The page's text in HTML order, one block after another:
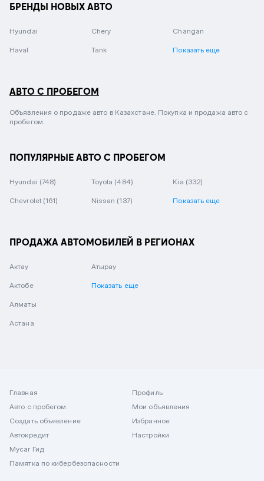
БРЕНДЫ НОВЫХ АВТО
Hyundai Chery Changan
Haval Tank Показать еще
АВТО С ПРОБЕГОМ
Объявления о продаже авто в Казахстане. Покупка и продажа авто с
пробегом.
ПОПУЛЯРНЫЕ АВТО С ПРОБЕГОМ
Hyundai (748) Toyota (484) Kia (332)
Chevrolet (161) Nissan (137) Показать еще
ПРОДАЖА АВТОМОБИЛЕЙ В РЕГИОНАХ
Актау
Актобе
Алматы
Астана
Атырау
Показать еще
Главная
Авто с пробегом
Создать объявление
Автокредит
Mycar Гид
Памятка по кибербезопасности
Профиль
Мои объявления
Избранное
Настройки